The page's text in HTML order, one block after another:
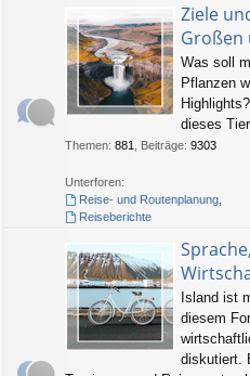
Ziele
Großen
Was soll
Pflanzen
dieses
Themen: 881 Beiträge: 9303
Unterforen:
Reise- und Routenplanung,
Reiseberichte
Island ist
diesem
diskutiert.